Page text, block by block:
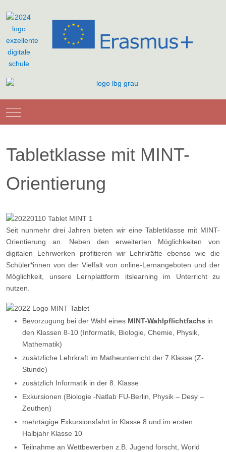
Mobile Menu Toggle
Tabletklasse mit MINT-
Orientierung
Seit nunmehr drei Jahren bieten wir eine Tabletklasse mit MINT-
Orientierung an. Neben den erweiterten Möglichkeiten von
digitalen Lehrwerken profitieren wir Lehrkräfte ebenso wie die
Schüler*innen von der Vielfalt von online-Lernangeboten und der
Möglichkeit, unsere Lernplattform itslearning im Unterricht zu
nutzen.
Bevorzugung bei der Wahl eines MINT-Wahlpflichtfachs in
den Klassen 8-10 (Informatik, Biologie, Chemie, Physik,
Mathematik)
zusätzliche Lehrkraft im Matheunterricht der 7.Klasse (Z-
Stunde)
zusätzlich Informatik in der 8. Klasse
Exkursionen (Biologie -Natlab FU-Berlin, Physik – Desy –
Zeuthen)
mehrtägige Exkursionsfahrt in Klasse 8 und im ersten
Halbjahr Klasse 10
Teilnahme an Wettbewerben z.B. Jugend forscht, World